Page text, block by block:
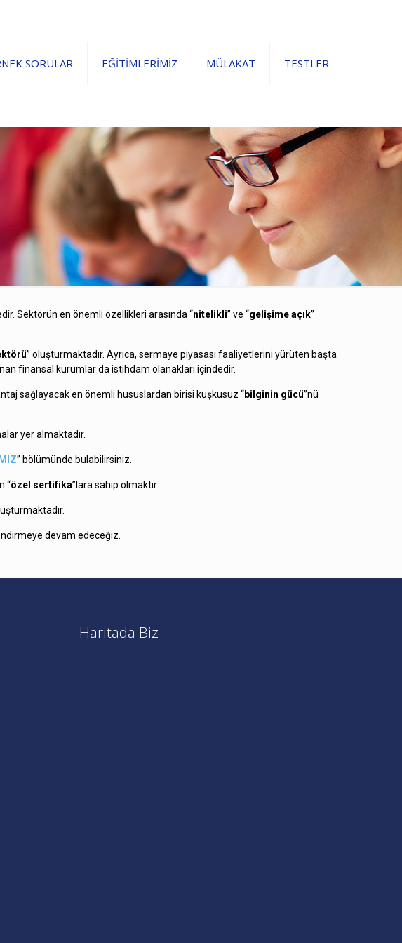
SORULAR EĞİTİMLERİMİZ MÜLAKAT TESTLER
Sektörün en önemli özellikleri arasında “nitelikli” ve “gelişime açık”
” oluşturmaktadır. Ayrıca, sermaye piyasası faaliyetlerini yürüten başta
finansal kurumlar da istihdam olanakları içindedir.
sağlayacak en önemli hususlardan birisi kuşkusuz “bilginin gücü”nü
yer almaktadır.
” bölümünde bulabilirsiniz.
“özel sertifika”lara sahip olmaktır.
devam edeceğiz.
Haritada Biz